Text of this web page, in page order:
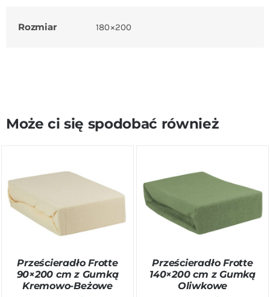
Rozmiar 180×200
Może ci się spodobać również
SZCZEGÓŁY
Prześcieradło Frotte
90×200 cm z Gumką
Kremowo-Beżowe
SZCZEGÓŁY
Prześcieradło Frotte
140×200 cm z Gumką
Oliwkowe